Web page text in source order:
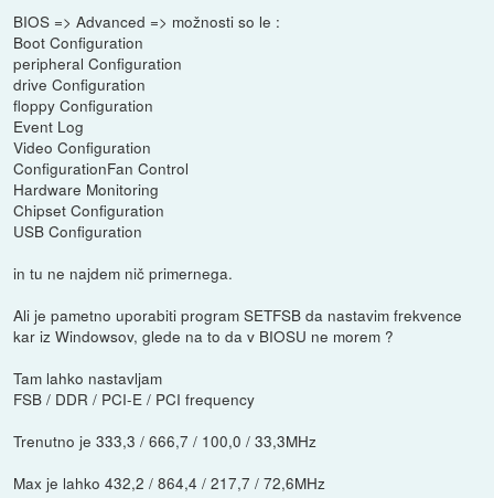
BIOS => Advanced => možnosti so le :
Boot Configuration
peripheral Configuration
drive Configuration
floppy Configuration
Event Log
Video Configuration
ConfigurationFan Control
Hardware Monitoring
Chipset Configuration
USB Configuration
in tu ne najdem nič primernega.
Ali je pametno uporabiti program SETFSB da nastavim frekvence
kar iz Windowsov, glede na to da v BIOSU ne morem ?
Tam lahko nastavljam
FSB / DDR / PCI-E / PCI frequency
Trenutno je 333,3 / 666,7 / 100,0 / 33,3MHz
Max je lahko 432,2 / 864,4 / 217,7 / 72,6MHz